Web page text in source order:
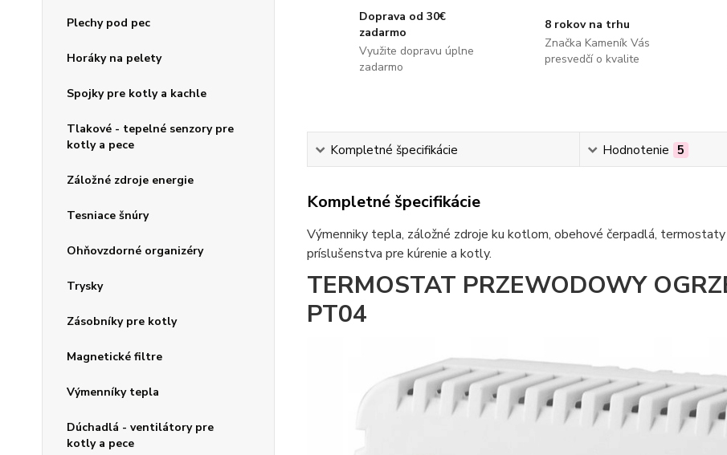
Plechy pod pec
Horáky na pelety
Spojky pre kotly a kachle
Tlakové - tepelné senzory pre
kotly a pece
Záložné zdroje energie
Tesniace šnúry
Ohňovzdorné organizéry
Trysky
Zásobníky pre kotly
Magnetické filtre
Výmenníky tepla
Dúchadlá - ventilátory pre
kotly a pece
Doprava od 30€
zadarmo
Využite dopravu úplne
zadarmo
8 rokov na trhu
Značka Kameník Vás
presvedčí o kvalite
Kompletné špecifikácie Hodnotenie 5
Kompletné špecifikácie
Výmenniky tepla, záložné zdroje ku kotlom, obehové čerpadlá,
príslušenstva pre kúrenie a kotly.
TERMOSTAT PRZEWODOWY
PT04